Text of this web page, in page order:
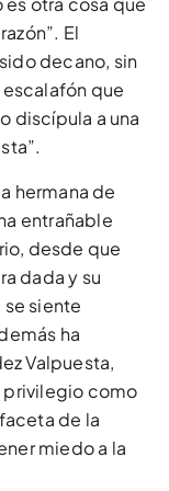
El
decano, sin
que
discípula a una
hermana de
entrañable
desde que
dada y su
se siente
ha
Valpuesta,
privilegio como
de la
miedo a la